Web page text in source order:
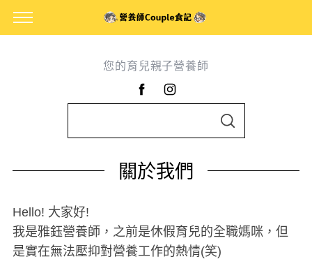
您的育兒親子營養師
r
h
f
o
S
H
關於我們
Hello! 大家好!
我是雅鈺營養師，之前是休假育兒的全職媽咪，但
是實在無法壓抑對營養工作的熱情(笑)